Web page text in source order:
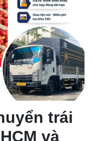
trái
và